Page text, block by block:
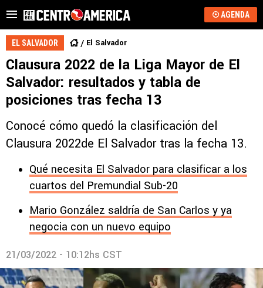
AGENDA
EL SALVADOR El Salvador
Clausura 2022 de la Liga Mayor de El
Salvador: resultados y tabla de
posiciones tras fecha 13
Conocé cómo quedó la clasificación del
Clausura 2022de El Salvador tras la fecha 13.
Qué necesita El Salvador para clasificar a los
cuartos del Premundial Sub-20
Mario González saldría de San Carlos y ya
negocia con un nuevo equipo
21/03/2022 - 10:12hs CST